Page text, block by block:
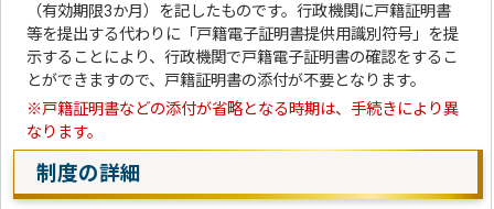
（有効期限3か月）を記したものです。行政機関に戸籍証明書
等を提出する代わりに「戸籍電子証明書提供用識別符号」を提
示することにより、行政機関で戸籍電子証明書の確認をするこ
とができますので、戸籍証明書の添付が不要となります。
※戸籍証明書などの添付が省略となる時期は、手続きにより異
なります。
制度の詳細